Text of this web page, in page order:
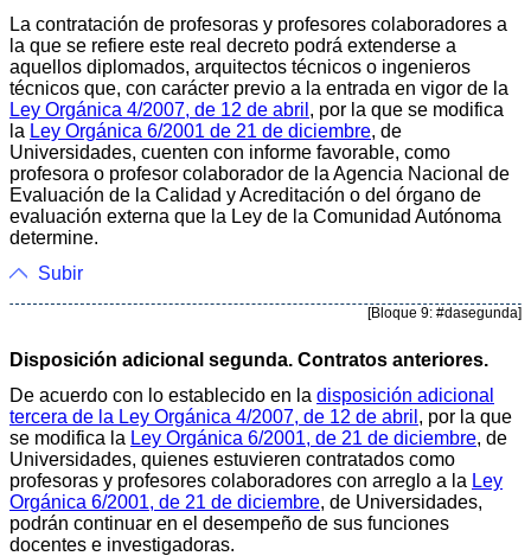
La contratación de profesoras y profesores colaboradores a
la que se refiere este real decreto podrá extenderse a
aquellos diplomados, arquitectos técnicos o ingenieros
técnicos que, con carácter previo a la entrada en vigor de la
Ley Orgánica 4/2007, de 12 de abril , por la que se modifica
la Ley Orgánica 6/2001 de 21 de diciembre, de
Universidades, cuenten con informe favorable, como
profesora o profesor colaborador de la Agencia Nacional de
Evaluación de la Calidad y Acreditación o del órgano de
evaluación externa que la Ley de la Comunidad Autónoma
determine.
Subir
[Bloque 9: #dasegunda]
Disposición adicional segunda. Contratos anteriores.
De acuerdo con lo establecido en la disposición adicional
tercera de la Ley Orgánica 4/2007, de 12 de abril , por la que
se modifica la Ley Orgánica 6/2001, de 21 de diciembre, de
Universidades, quienes estuvieren contratados como
profesoras y profesores colaboradores con arreglo a la Ley
Orgánica 6/2001, de 21 de diciembre, de Universidades,
podrán continuar en el desempeño de sus funciones
docentes e investigadoras.